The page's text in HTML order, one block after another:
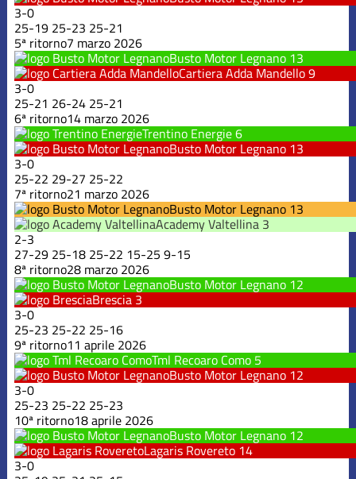
3-0
25-19 25-23 25-21
5ª ritorno7 marzo 2026
Busto Motor Legnano 13
Cartiera Adda Mandello9
3-0
25-21 26-24 25-21
6ª ritorno14 marzo 2026
Trentino Energie6
Busto Motor Legnano 13
3-0
25-22 29-27 25-22
7ª ritorno21 marzo 2026
Busto Motor Legnano 13
Academy Valtellina 3
2-3
27-29 25-18 25-22 15-25 9-15
8ª ritorno28 marzo 2026
Busto Motor Legnano 12
Brescia 3
3-0
25-23 25-22 25-16
9ª ritorno11 aprile 2026
Tml Recoaro Como 5
Busto Motor Legnano 12
3-0
25-23 25-22 25-23
10ª ritorno18 aprile 2026
Busto Motor Legnano 12
Lagaris Rovereto 14
3-0